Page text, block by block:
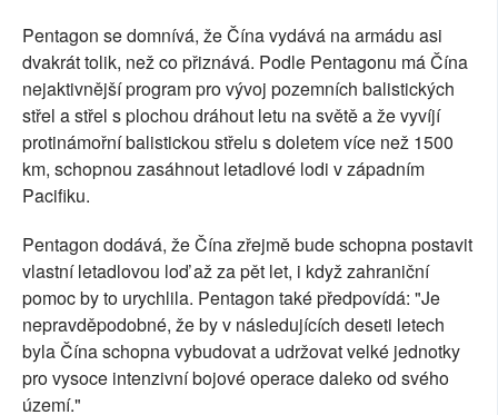
Pentagon se domnívá, že Čína vydává na armádu asi
dvakrát tolik, než co přiznává. Podle Pentagonu má Čína
nejaktivnější program pro vývoj pozemních balistických
střel a střel s plochou dráhout letu na světě a že vyvíjí
protinámořní balistickou střelu s doletem více než 1500
km, schopnou zasáhnout letadlové lodi v západním
Pacifiku.
Pentagon dodává, že Čína zřejmě bude schopna postavit
vlastní letadlovou loď až za pět let, i když zahraniční
pomoc by to urychlila. Pentagon také předpovídá: "Je
nepravděpodobné, že by v následujících deseti letech
byla Čína schopna vybudovat a udržovat velké jednotky
pro vysoce intenzivní bojové operace daleko od svého
území."